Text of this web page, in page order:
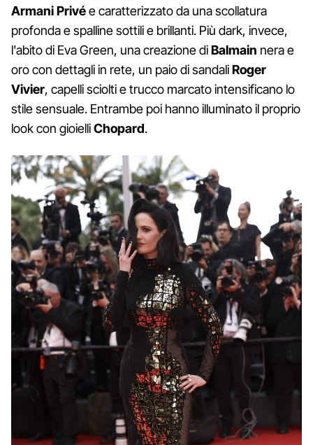
Armani Privée caratterizzato da una scollatura
profonda e spalline sottili e brillanti. Più dark, invece,
l'abito di Eva Green, una creazione diBalmain nera e
oro con dettagli in rete, un paio di sandaliRoger
Vivier, capelli sciolti e trucco marcato intensificano lo
stile sensuale. Entrambe poi hanno illuminato il proprio
look con gioielliChopard.